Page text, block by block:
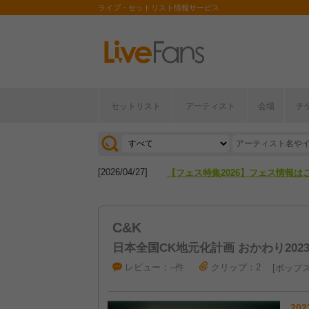
ライブ・セットリスト情報サービス
セットリスト アーティスト 会場 チ
[2026/07/28] 【ライブ動員ランキング】2026年
[2026/04/27] 【フェス特集2026】フェス情報は
C&K
日本全国CK地元化計画 おかわり
レビュー：--件 クリップ：2 ポップ